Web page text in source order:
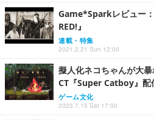
Game*Sparkレビュー
RED!』
連載・特集
2021.2.21 Sun 12:00
擬人化ネコちゃんが大
CT『Super Catboy』配
ゲーム文化
2023.7.15 Sat 17:00